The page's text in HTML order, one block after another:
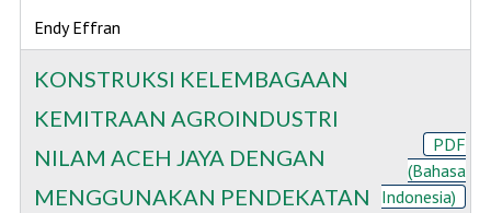
Endy Effran
KONSTRUKSI KELEMBAGAAN
KEMITRAAN AGROINDUSTRI
NILAM ACEH JAYA DENGAN
MENGGUNAKAN PENDEKATAN
PDF
(Bahasa
Indonesia)